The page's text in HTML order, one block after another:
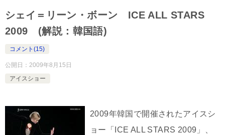
シェイ＝リーン・ボーン ICE ALL STARS
2009 (解説：韓国語)
コメント(15)
公開日： 2009年8月15日
アイスショー
2009年韓国で開催されたアイスシ
ョー「ICE ALL STARS 2009」、